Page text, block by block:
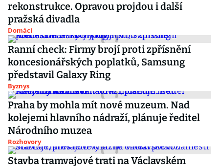
rekonstrukce. Opravou projdou i další
pražská divadla
Domácí
Ranní check: Firmy brojí proti zpřísnění
koncesionářských poplatků, Samsung
představil Galaxy Ring
Byznys
Praha by mohla mít nové muzeum. Nad
kolejemi hlavního nádraží, plánuje ředitel
Národního muzea
Rozhovory
Stavba tramvajové trati na Václavském